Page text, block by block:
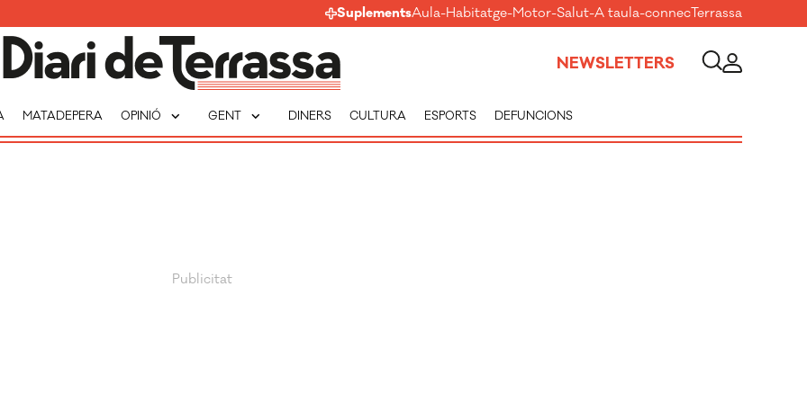
SuplementsAula-Habitatge-Motor-Salut-A taula-connecTerrassa
NEWSLETTERS
MATADEPERA OPINIÓ expand_more GENT expand_more DINERS CULTURA ESPORTS DEFUNCIONS